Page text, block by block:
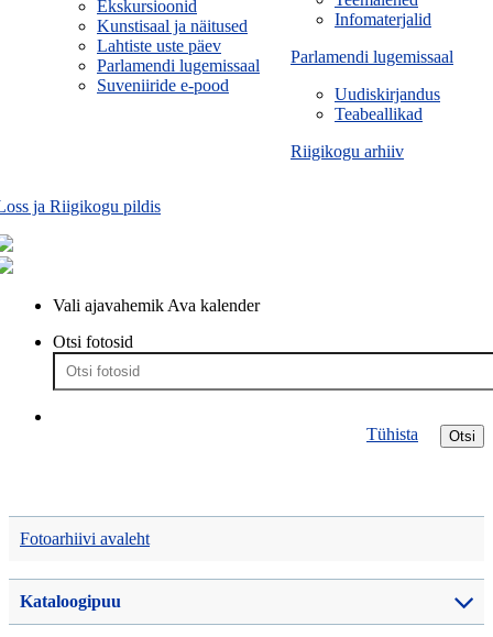
Infomaterjalid
Parlamendi lugemissaal
Uudiskirjandus
Teabeallikad
Riigikogu arhiiv
Ekskursioonid
Kunstisaal ja näitused
Lahtiste uste päev
Parlamendi lugemissaal
Suveniiride e-pood
ja Riigikogu pildis
Vali ajavahemik Ava kalender
Otsi fotosid
Otsi
Tühista
Fotoarhiivi avaleht
Kataloogipuu